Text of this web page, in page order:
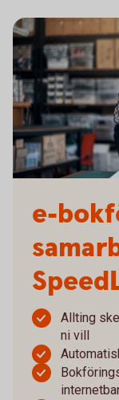
e-
Allting
ni vill